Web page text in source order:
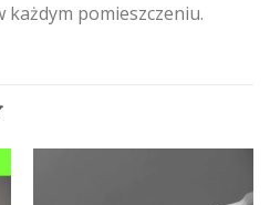
pomieszczeniu.